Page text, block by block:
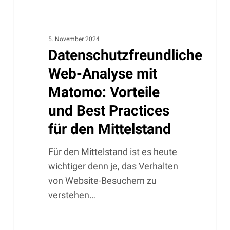
5. November 2024
Datenschutzfreundliche
Web-Analyse mit
Matomo: Vorteile
und Best Practices
für den Mittelstand
Für den Mittelstand ist es heute
wichtiger denn je, das Verhalten
von Website-Besuchern zu
verstehen…